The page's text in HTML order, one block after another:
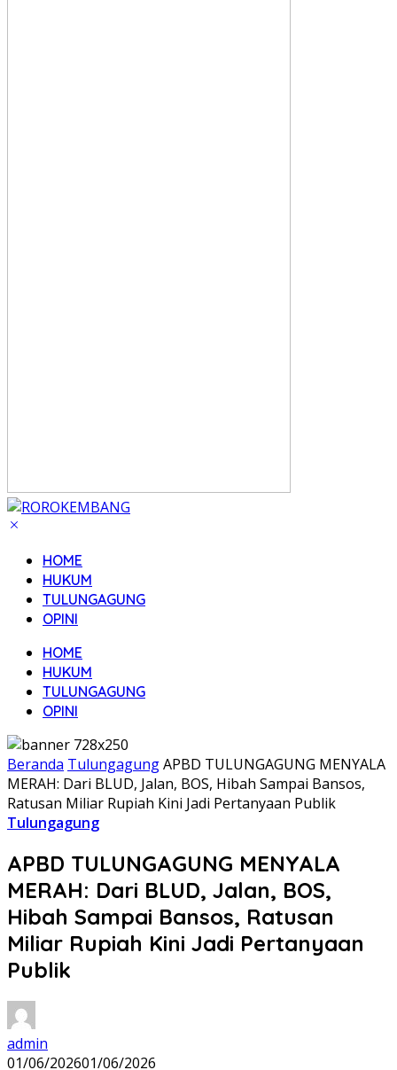
HOME
HUKUM
TULUNGAGUNG
OPINI
HOME
HUKUM
TULUNGAGUNG
OPINI
Beranda TulungagungAPBD TULUNGAGUNG MENYALA
MERAH: Dari BLUD, Jalan, BOS, Hibah Sampai Bansos,
Ratusan Miliar Rupiah Kini Jadi Pertanyaan Publik
Tulungagung
APBD TULUNGAGUNG MENYALA
MERAH: Dari BLUD, Jalan, BOS,
Hibah Sampai Bansos, Ratusan
Miliar Rupiah Kini Jadi Pertanyaan
Publik
admin
01/06/202601/06/2026